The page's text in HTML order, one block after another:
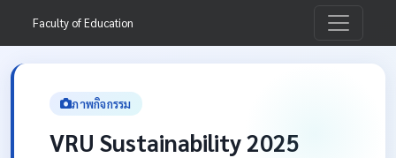
Faculty of Education
ภาพกิจกรรม
VRU Sustainability 2025